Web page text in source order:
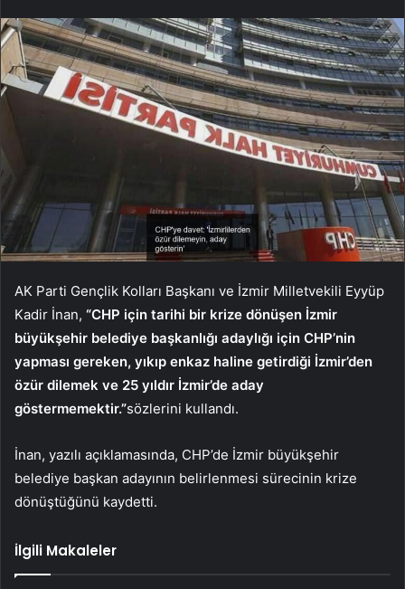
AK Parti Gençlik Kolları Başkanı ve İzmir Milletvekili Eyyüp
Kadir İnan, “CHP için tarihi bir krize dönüşen İzmir
büyükşehir belediye başkanlığı adaylığı için CHP’nin
yapması gereken, yıkıp enkaz haline getirdiği İzmir’den
özür dilemek ve 25 yıldır İzmir’de aday
göstermemektir.”sözlerini kullandı.
İnan, yazılı açıklamasında, CHP’de İzmir büyükşehir
belediye başkan adayının belirlenmesi sürecinin krize
dönüştüğünü kaydetti.
İlgili Makaleler